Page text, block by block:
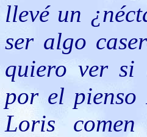
llevé un
ser algo
quiero ver si
por el pienso
Loris